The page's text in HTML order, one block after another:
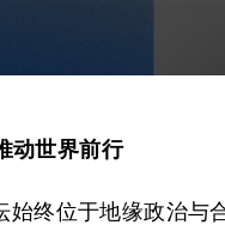
动世界前行
始终位于地缘政治